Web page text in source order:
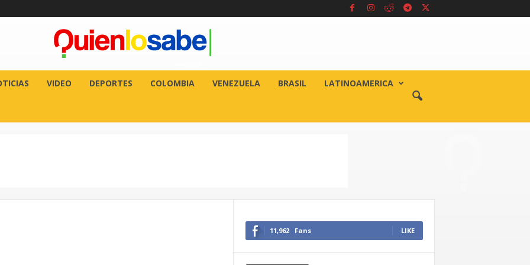
VIDEO DEPORTES COLOMBIA VENEZUELA BRASIL LATINOAMERICA
11,962 Fans LIKE